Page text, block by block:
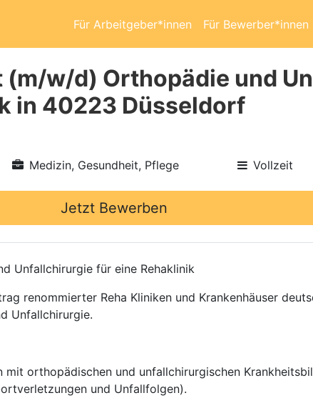
Für Arbeitgeber*innen Für Bewerber*innen
(m/w/d) Orthopädie und
in 40223 Düsseldorf
Medizin, Gesundheit, Pflege Vollzeit
Jetzt Bewerben
Unfallchirurgie für eine Rehaklinik
renommierter Reha Kliniken und Krankenhäuser
Unfallchirurgie.
orthopädischen und unfallchirurgischen
und Unfallfolgen).